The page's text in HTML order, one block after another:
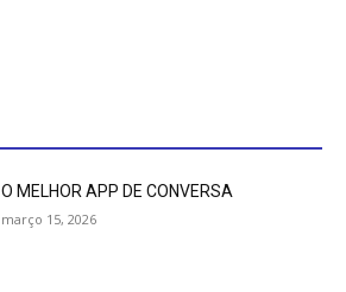
O MELHOR APP DE CONVERSA
março 15, 2026